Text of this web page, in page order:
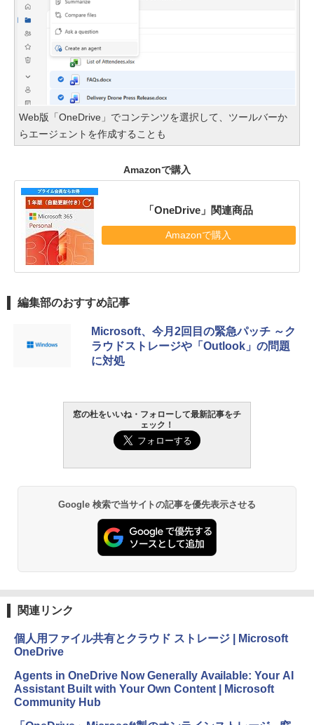
Web版「OneDrive」でコンテンツを選択して、ツールバーか
らエージェントを作成することも
Amazonで購入
「OneDrive」関連商品
Amazonで購入
編集部のおすすめ記事
Microsoft、今月2回目の緊急パッチ ～ク
ラウドストレージや「Outlook」の問題
に対処
窓の杜をいいね・フォローして最新記事をチ
ェック！
Google 検索で当サイトの記事を優先表示させる
関連リンク
個人用ファイル共有とクラウド ストレージ | Microsoft
OneDrive
Agents in OneDrive Now Generally Available: Your AI
Assistant Built with Your Own Content | Microsoft
Community Hub